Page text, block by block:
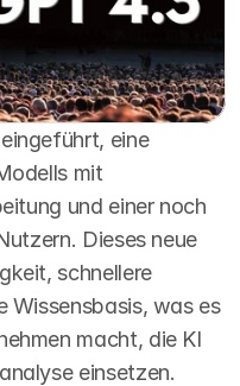
eine
mit
und einer noch
Dieses neue
schnellere
Wissensbasis, was es
macht, die KI
einsetzen.